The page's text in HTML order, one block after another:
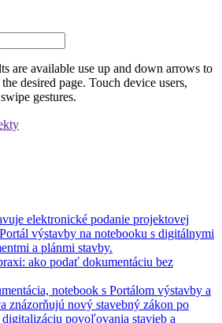
are available use up and down arrows to
desired page. Touch device users,
gestures.
ako podať dokumentáciu bez